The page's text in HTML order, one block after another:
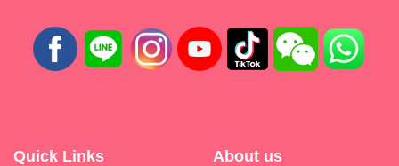
Quick Links About us